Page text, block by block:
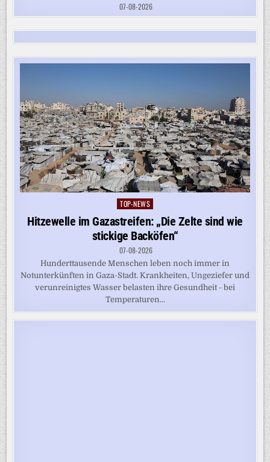
07-08-2026
Posted
in
TOP-NEWS
Hitzewelle im Gazastreifen: „Die Zelte sind wie
stickige Backöfen“
07-08-2026
Hunderttausende Menschen leben noch immer in
Notunterkünften in Gaza-Stadt. Krankheiten, Ungeziefer und
verunreinigtes Wasser belasten ihre Gesundheit - bei
Temperaturen...